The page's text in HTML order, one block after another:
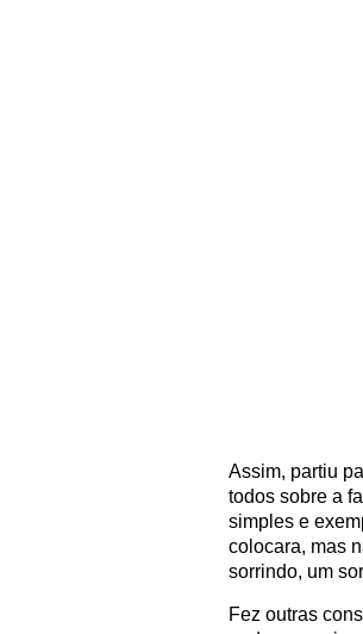
Assim, partiu
todos sobre a
simples e
colocara, mas
sorrindo, um
Fez outras